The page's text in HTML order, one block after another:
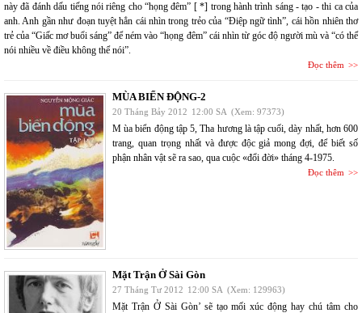
này đã đánh dấu tiếng nói riêng cho “họng đêm” [ *] trong hành trình sáng - tạo - thi ca của
anh. Anh gần như đoạn tuyệt hẳn cái nhìn trong trẻo của “Điệp ngữ tình”, cái hồn nhiên thơ
trẻ của “Giấc mơ buổi sáng” để ném vào “họng đêm” cái nhìn từ góc độ người mù và “có thể
nói nhiều về điều không thể nói”.
Đọc thêm
MÙA BIỂN ĐỘNG-2
20 Tháng Bảy 2012 12:00 SA (Xem: 97373)
M ùa biển động tập 5, Tha hương là tập cuối, dày nhất, hơn 600
trang, quan trọng nhất và được độc giả mong đợi, để biết số
phận nhân vật sẽ ra sao, qua cuộc «đổi đời» tháng 4-1975.
Đọc thêm
Mặt Trận Ở Sài Gòn
27 Tháng Tư 2012 12:00 SA (Xem: 129963)
Mặt Trận Ở Sài Gòn’ sẽ tạo mối xúc động hay chú tâm cho